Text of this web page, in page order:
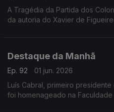
A Tragédia da Partida dos
da autoria do Xavier de
Destaque da Manhã
Ep. 92
01 jun. 2026
Luís Cabral, primeiro
foi homenageado na